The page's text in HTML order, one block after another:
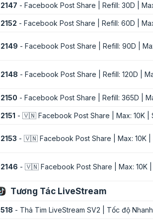
2147 - Facebook Post Share | Refill: 30D |
2152 - Facebook Post Share | Refill: 60D |
2149 - Facebook Post Share | Refill: 90D |
2148 - Facebook Post Share | Refill: 120D |
2150 - Facebook Post Share | Refill: 365D |
2151 - 🇻🇳 Facebook Post Share | Max: 10K |
2153 - 🇻🇳 Facebook Post Share | Max: 10K |
2146 - 🇻🇳 Facebook Post Share | Max: 10K |
Tương Tác LiveStream
518 - Thả Tim LiveStream SV2 | Tốc độ Nhanh